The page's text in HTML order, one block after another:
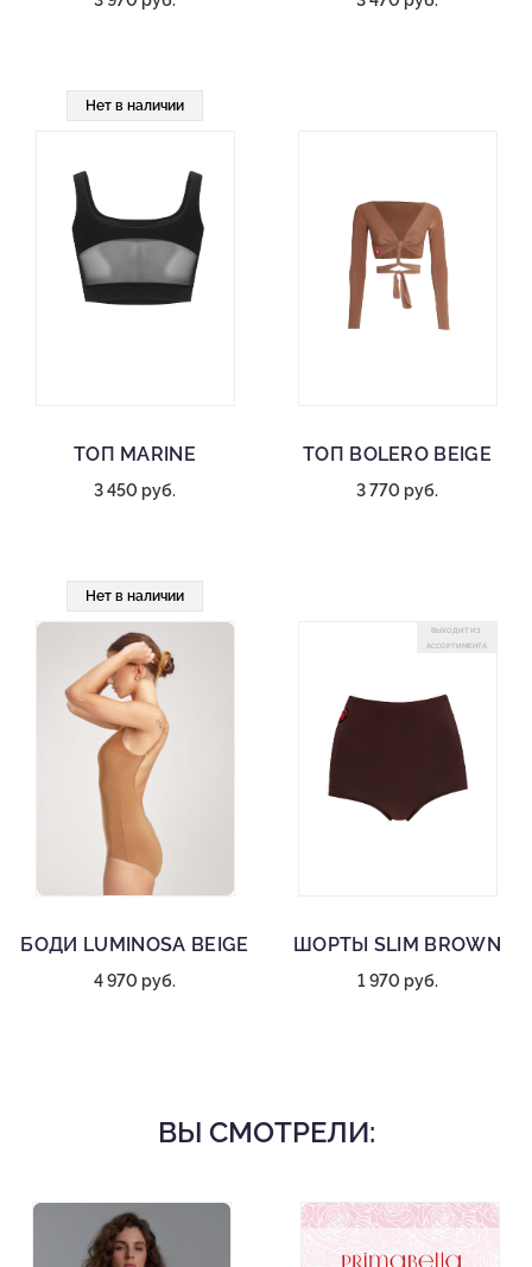
Нет в наличии
ТОП MARINE
3 450 руб.
Нет в наличии
ТОП BOLERO BEIGE
3 770 руб.
БОДИ LUMINOSA BEIGE
4 970 руб.
ВЫХОДИТ ИЗ
АССОРТИМЕНТА
ШОРТЫ SLIM BROWN
1 970 руб.
ВЫ СМОТРЕЛИ: